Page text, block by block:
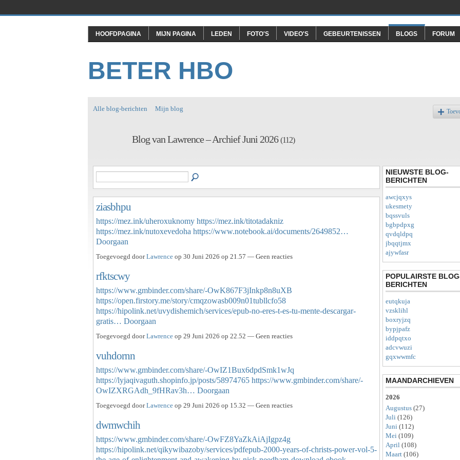
HOOFDPAGINA MIJN PAGINA LEDEN FOTO'S VIDEO'S GEBEURTENISSEN BLOGS FORUM
BETER HBO
Alle blog-berichten Mijn blog
Blog van Lawrence – Archief Juni 2026(112)
ziasbhpu
https://mez.ink/uheroxuknomy https://mez.ink/titotadakniz
https://mez.ink/nutoxevedoha https://www.notebook.ai/documents/2649852…
Doorgaan
Toegevoegd doorLawrence op 30 Juni 2026 op 21.57 — Geen reacties
rfktscwy
https://www.gmbinder.com/share/-OwK867F3jInkp8n8uXB
https://open.firstory.me/story/cmqzowasb009n01tubllcfo58
https://hipolink.net/uvydishemich/services/epub-no-eres-t-es-tu-mente-descargar-
gratis… Doorgaan
Toegevoegd doorLawrence op 29 Juni 2026 op 22.52 — Geen reacties
vuhdornn
https://www.gmbinder.com/share/-OwIZ1Bux6dpdSmk1wJq
https://lyjaqivaguth.shopinfo.jp/posts/58974765 https://www.gmbinder.com/share/-
OwIZXRGAdh_9fHRav3h… Doorgaan
Toegevoegd doorLawrence op 29 Juni 2026 op 15.32 — Geen reacties
dwmwchih
https://www.gmbinder.com/share/-OwFZ8YaZkAiAjIgpz4g
https://hipolink.net/qikywibazoby/services/pdfepub-2000-years-of-christs-power-vol-5-
NIEUWSTE BLOG-
BERICHTEN
awcjqxys
ukesmety
bqssvuls
bgbpdpxg
qvdqldpq
jbqqtjmx
ajywfasr
POPULAIRSTE
BERICHTEN
eutqkuja
vzsklihl
boxryjzq
bypjpafz
iddpqtxo
adcvwuzi
gqxwwmfc
MAANDARCHIEVEN
2026
Augustus (27)
Juli (126)
Juni (112)
Mei (109)
April (108)
Maart (106)